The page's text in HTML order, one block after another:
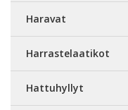
Haravat
Harrastelaatikot
Hattuhyllyt